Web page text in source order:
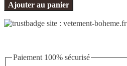
Ajouter au panier
Paiement 100% sécurisé